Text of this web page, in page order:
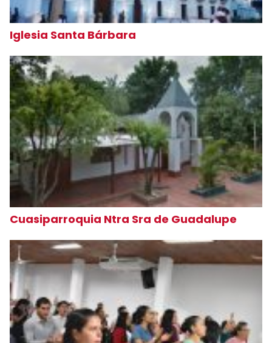
Iglesia Santa Bárbara
Cuasiparroquia Ntra Sra de Guadalupe